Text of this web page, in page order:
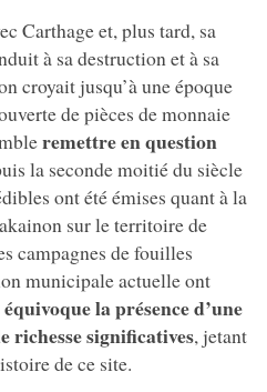
Carthage et, plus tard, sa
à sa destruction et à sa
croyait jusqu’à une époque
de pièces de monnaie
remettre en question
la seconde moitié du siècle
ont été émises quant à la
sur le territoire de
campagnes de fouilles
municipale actuelle ont
la présence d’une
richesse significatives, jetant
de ce site.